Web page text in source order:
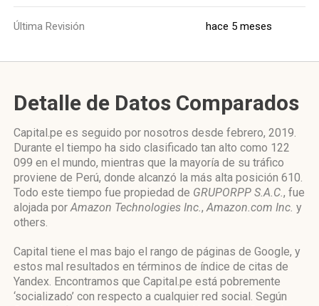
Última Revisión hace 5 meses
Detalle de Datos Comparados
Capital.pe es seguido por nosotros desde febrero, 2019.
Durante el tiempo ha sido clasificado tan alto como 122
099 en el mundo, mientras que la mayoría de su tráfico
proviene de Perú, donde alcanzó la más alta posición 610.
Todo este tiempo fue propiedad de GRUPORPP S.A.C., fue
alojada porAmazon Technologies Inc.,Amazon.com Inc. y
others.
Capital tiene el mas bajo el rango de páginas de Google, y
estos mal resultados en términos de índice de citas de
Yandex. Encontramos que Capital.pe está pobremente
‘socializado’ con respecto a cualquier red social. Según